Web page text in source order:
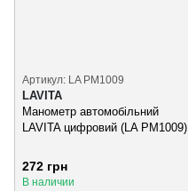
Артикул: LA PM1009
LAVITA
Манометр автомобільний
LAVITA цифровий (LA PM1009)
272 грн
В наличии